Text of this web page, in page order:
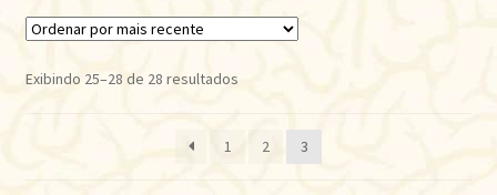
Exibindo 25–28 de 28 resultadosClassificado
recente
1 2 3